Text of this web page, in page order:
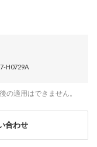
H0729A
適用はできません。
合わせ